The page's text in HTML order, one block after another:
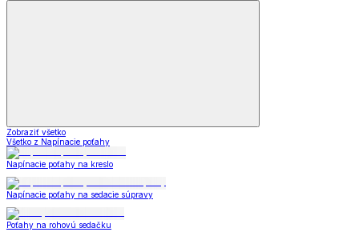
Zobraziť všetko
Všetko z Napínacie poťahy
Napínacie poťahy na kreslo
Napínacie poťahy na sedacie súpravy
Poťahy na rohovú sedačku